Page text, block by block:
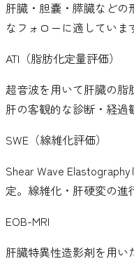
肝臓・胆嚢・膵臓などの
なフォローに適していま
ATI（脂肪化定量評価）
超音波を用いて肝臓の
肝の客観的な診断・経過
SWE（線維化評価）
Shear Wave
定。線維化・肝硬変の進
EOB-MRI
肝臓特異性造影剤を用い